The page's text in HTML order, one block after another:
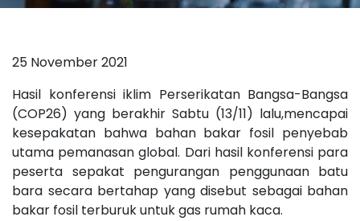
25 November 2021
Hasil konferensi iklim Perserikatan Bangsa-Bangsa
(COP26) yang berakhir Sabtu (13/11) lalu,mencapai
kesepakatan bahwa bahan bakar fosil penyebab
utama pemanasan global. Dari hasil konferensi para
peserta sepakat pengurangan penggunaan batu
bara secara bertahap yang disebut sebagai bahan
bakar fosil terburuk untuk gas rumah kaca.